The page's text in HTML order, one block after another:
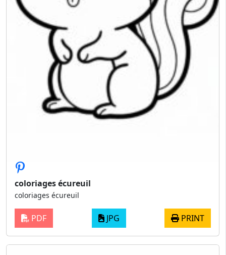
coloriages écureuil
coloriages écureuil
PDF JPG PRINT